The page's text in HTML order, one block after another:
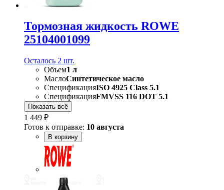
Тормозная жидкость ROWE
25104001099
Осталось 2 шт.
Объем1 л
МаслоСинтетическое масло
СпецификацияISO 4925 Class 5.1
СпецификацияFMVSS 116 DOT 5.1
Показать всё
1 449 ₽
Готов к отправке: 10 августа
В корзину